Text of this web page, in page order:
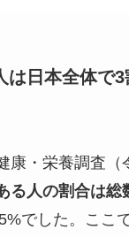
は日本全体で
康・栄養調査（
る人の割合は総
でした。ここ